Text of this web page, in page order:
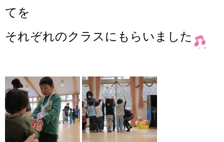
てを
それぞれのクラスにもらいました